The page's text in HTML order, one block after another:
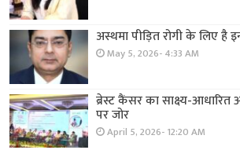
अस्थमा पीड़ित रोगी के लिए है
May 5, 2026- 4:33 AM
ब्रेस्ट कैंसर का साक्ष्य-आधारित
पर जोर
April 5, 2026- 12:20 AM